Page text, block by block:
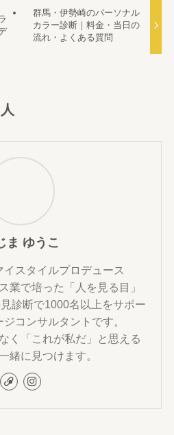
群馬・伊勢崎のパーソナル
カラー診断｜料金・当日の
流れ・よくある質問
ま ゆうこ
スタイルプロデュース
業で培った「人を見る目」
診断で1000名以上をサポー
ジコンサルタントです。
く「これが私だ」と思える
緒に見つけます。